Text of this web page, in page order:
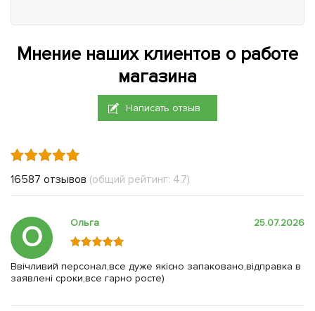
Мнение наших клиентов о работе
магазина
Написать отзыв
16587 отзывов (общий рейтинг: 4.7)
О Ольга 25.07.2026
Ввічливий персонал,все дуже якісно запаковано,відправка в
заявлені сроки,все гарно росте)